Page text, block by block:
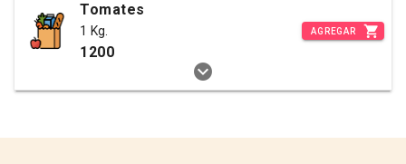
Tomates
1 Kg.
1200
AGREGAR